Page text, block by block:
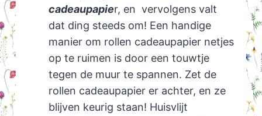
cadeaupapier, en vervolgens valt
dat ding steeds om! Een handige
manier om rollen cadeaupapier netjes
op te ruimen is door een touwtje
tegen de muur te spannen. Zet de
rollen cadeaupapier er achter, en ze
blijven keurig staan! Huisvlijt